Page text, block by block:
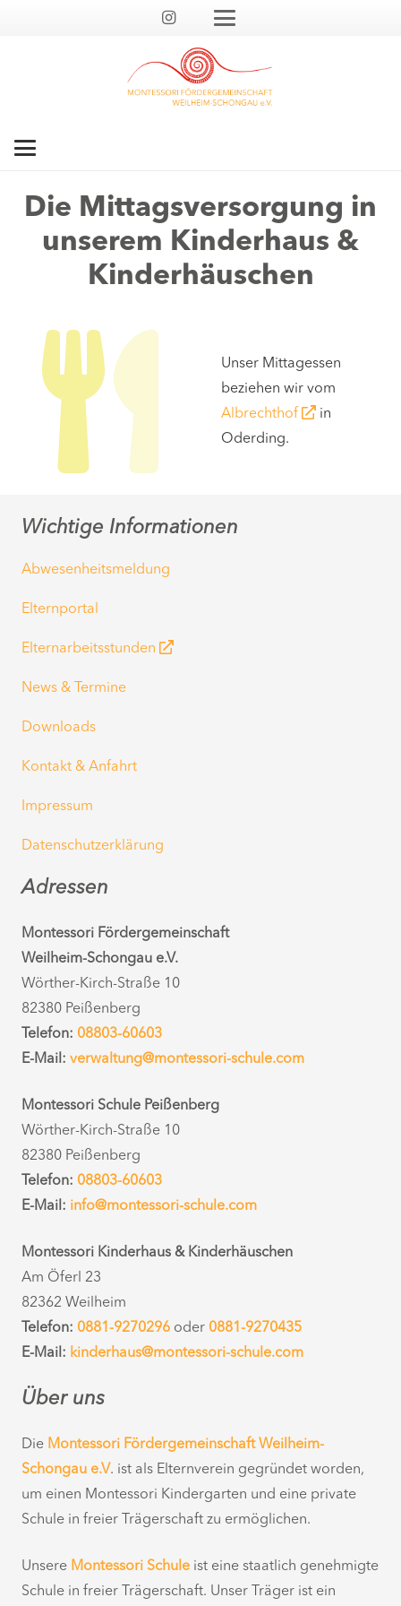
Die Mittagsversorgung in
unserem Kinderhaus &
Kinderhäuschen
Unser Mittagessen
beziehen wir vom
Albrechthof
in
Oderding.
Wichtige Informationen
Abwesenheitsmeldung
Elternportal
Elternarbeitsstunden
News & Termine
Downloads
Kontakt & Anfahrt
Impressum
Datenschutzerklärung
Adressen
Montessori Fördergemeinschaft
Weilheim-Schongau e.V.
Wörther-Kirch-Straße 10
82380 Peißenberg
Telefon: 08803-60603
E-Mail: verwaltung@montessori-schule.com
Montessori Schule Peißenberg
Wörther-Kirch-Straße 10
82380 Peißenberg
Telefon: 08803-60603
E-Mail: info@montessori-schule.com
Montessori Kinderhaus & Kinderhäuschen
Am Öferl 23
82362 Weilheim
Telefon: 0881-9270296 oder 0881-9270435
E-Mail: kinderhaus@montessori-schule.com
Über uns
Die Montessori Fördergemeinschaft Weilheim-
Schongau e.V. ist als Elternverein gegründet worden,
um einen Montessori Kindergarten und eine private
Schule in freier Trägerschaft zu ermöglichen.
Unsere Montessori Schule ist eine staatlich genehmigte
Schule in freier Trägerschaft. Unser Träger ist ein